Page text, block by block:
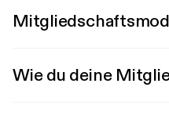
Wie du deine